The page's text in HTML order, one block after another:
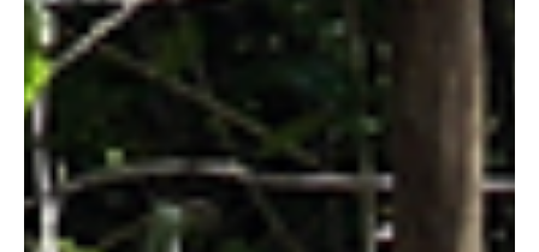
camioneta semidestruida, al parecer por un impacto durante los
últimos ataques con explosivos cerca del municipio de Tibú. En
tono de burla, el hombre con su vehículo impactado asegura que
en Tibú ¡todo anda bien! El estado del carro y el humor del
catatumbo impactaron las redes sociales. #ustedqueopina
#tvcucuta #tibu #almaltiempobuenacara #Impactante